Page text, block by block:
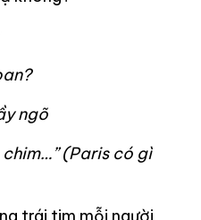
ngõ
(Paris có gì